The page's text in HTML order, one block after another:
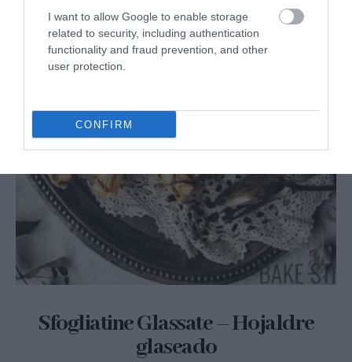
I want to allow Google to enable storage
related to security, including authentication
functionality and fraud prevention, and other
user protection.
CONFIRM
Sfogliatine Glassate – Hojaldre
glaseado